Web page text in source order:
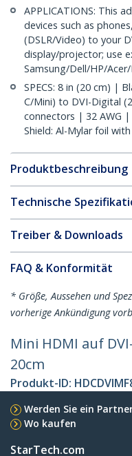
APPLICATIONS: This
devices such as
(DSLR/Video) to your
display/projector; use
Samsung/Dell/HP/
SPECS: 8 in (20 cm) |
C/Mini) to DVI-Digital
connectors | 32 AWG |
Shield: Al-Mylar foil
Produktbeschreibung
Technische
Treiber & Downloads
FAQ & Konformität
* Größe, Aussehen und
vorherige Ankündigung
Mini HDMI auf
20cm
Produkt-ID:
Werden Sie ein
Wo kaufen
StarTech.com